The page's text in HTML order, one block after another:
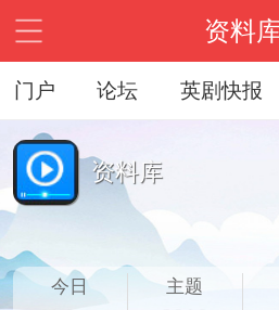
资料
门户 论坛 英剧快报
资料库
今日 主题